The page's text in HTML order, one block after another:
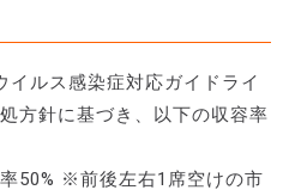
ルス感染症対応ガイドライ
方針に基づき、以下の収容率
50% ※前後左右1席空けの市